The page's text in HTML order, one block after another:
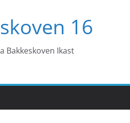
16
Bakkeskoven Ikast